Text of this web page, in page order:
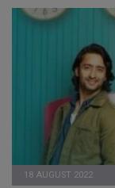
18 AUGUST 2022